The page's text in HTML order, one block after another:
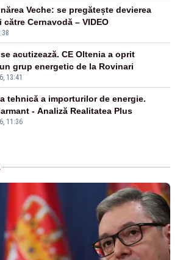
Veche: se pregătește devierea
Cernavodă – VIDEO
13:41
acutizează. CE Oltenia a oprit
grup energetic de la Rovinari
11:36
tehnică a importurilor de energie.
- Analiză Realitatea Plus